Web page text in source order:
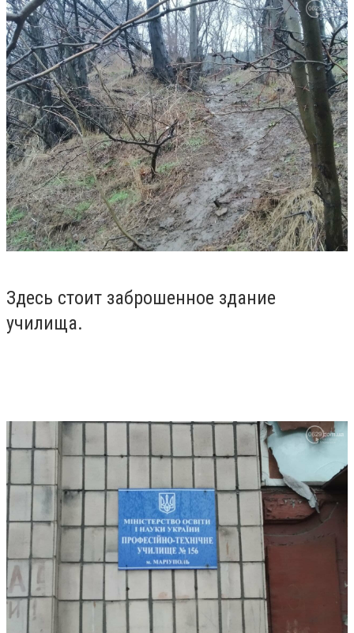
Здесь стоит заброшенное здание
училища.